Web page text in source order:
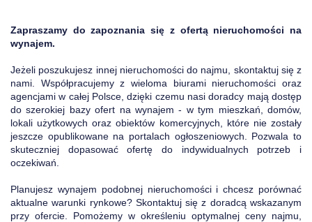
Zapraszamy do zapoznania się z ofertą nieruchomości na
wynajem.
Jeżeli poszukujesz innej nieruchomości do najmu, skontaktuj się z
nami. Współpracujemy z wieloma biurami nieruchomości oraz
agencjami w całej Polsce, dzięki czemu nasi doradcy mają dostęp
do szerokiej bazy ofert na wynajem - w tym mieszkań, domów,
lokali użytkowych oraz obiektów komercyjnych, które nie zostały
jeszcze opublikowane na portalach ogłoszeniowych. Pozwala to
skuteczniej dopasować ofertę do indywidualnych potrzeb i
oczekiwań.
Planujesz wynajem podobnej nieruchomości i chcesz porównać
aktualne warunki rynkowe? Skontaktuj się z doradcą wskazanym
przy ofercie. Pomożemy w określeniu optymalnej ceny najmu,